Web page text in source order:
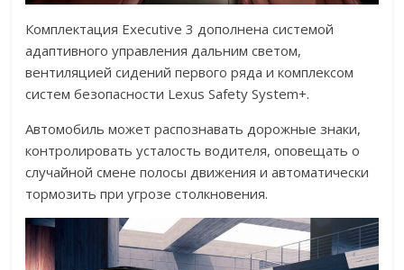
Комплектация Executive 3 дополнена системой
адаптивного управления дальним светом,
вентиляцией сидений первого ряда и комплексом
систем безопасности Lexus Safety System+.
Автомобиль может распознавать дорожные знаки,
контролировать усталость водителя, оповещать о
случайной смене полосы движения и автоматически
тормозить при угрозе столкновения.